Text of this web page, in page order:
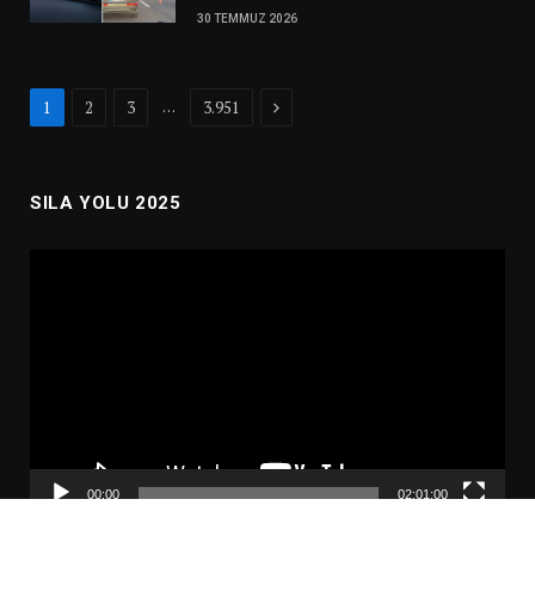
30 TEMMUZ 2026
1 2 3 … 3.951 Next
SILA YOLU 2025
00:00 02:01:00